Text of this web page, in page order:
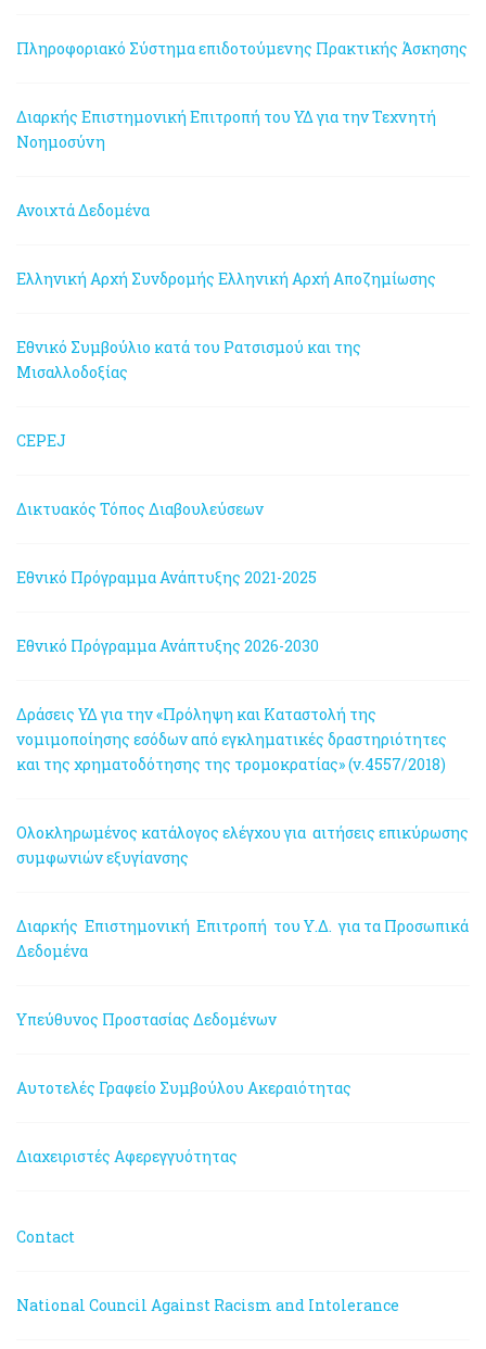
Πληροφοριακό Σύστημα επιδοτούμενης Πρακτικής Άσκησης
Διαρκής Επιστημονική Επιτροπή του ΥΔ για την Τεχνητή
Νοημοσύνη
Ανοιχτά Δεδομένα
Ελληνική Αρχή Συνδρομής Ελληνική Αρχή Αποζημίωσης
Εθνικό Συμβούλιο κατά του Ρατσισμού και της
Μισαλλοδοξίας
CEPEJ
Δικτυακός Τόπος Διαβουλεύσεων
Εθνικό Πρόγραμμα Ανάπτυξης 2021-2025
Εθνικό Πρόγραμμα Ανάπτυξης 2026-2030
Δράσεις ΥΔ για την «Πρόληψη και Καταστολή της
νομιμοποίησης εσόδων από εγκληματικές δραστηριότητες
και της χρηματοδότησης της τρομοκρατίας» (ν.4557/2018)
Ολοκληρωμένος κατάλογος ελέγχου για αιτήσεις επικύρωσης
συμφωνιών εξυγίανσης
Διαρκής Επιστημονική Επιτροπή του Υ.Δ. για τα Προσωπικά
Δεδομένα
Υπεύθυνος Προστασίας Δεδομένων
Αυτοτελές Γραφείο Συμβούλου Ακεραιότητας
Διαχειριστές Αφερεγγυότητας
Contact
National Council Against Racism and Intolerance